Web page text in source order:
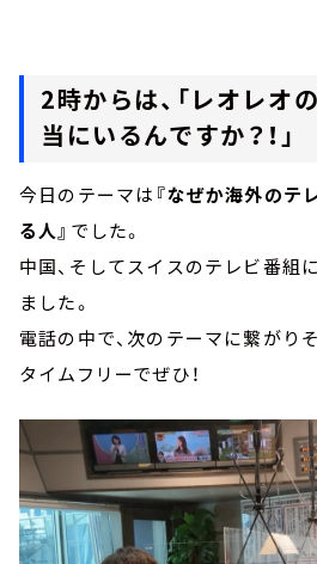
2時からは、「レオレオ
当にいるんですか？！」
今日のテーマは 『なぜか海外のテ
る人』 でした。
中国、そしてスイスのテレビ番組
ました。
電話の中で、次のテーマに繋がり
タイムフリーでぜひ！